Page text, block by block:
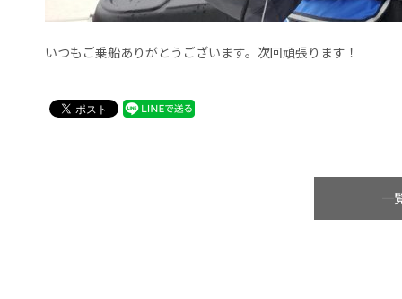
いつもご乗船ありがとうございます。次回頑張ります！
一